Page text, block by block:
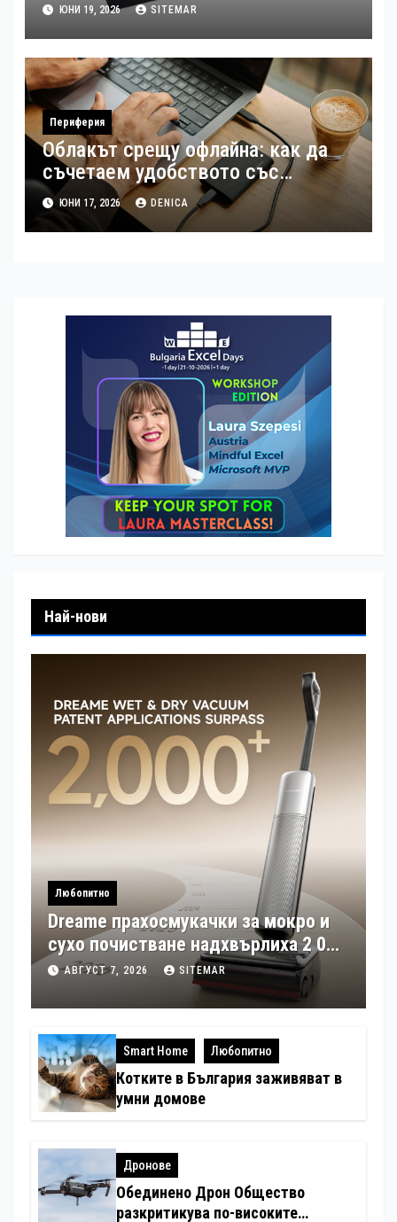
ЮНИ 19, 2026 SITEMAR
Периферия
Облакът срещу офлайна: как да
съчетаем удобството със
сигурността
ЮНИ 17, 2026 DENICA
Най-нови
Любопитно
Dreame прахосмукачки за мокро и
сухо почистване надхвърлиха 2 000
патентни заявки в световен мащаб
АВГУСТ 7, 2026 SITEMAR
Smart Home Любопитно
Котките в България заживяват в
умни домове
Дронове
Обединено Дрон Общество
разкритикува по-високите